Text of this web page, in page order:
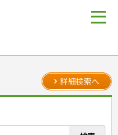
詳細検索へ